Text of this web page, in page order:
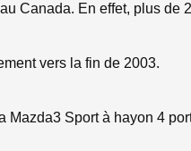
Canada. En effet, plus de
vers la fin de 2003.
Mazda3 Sport à hayon 4